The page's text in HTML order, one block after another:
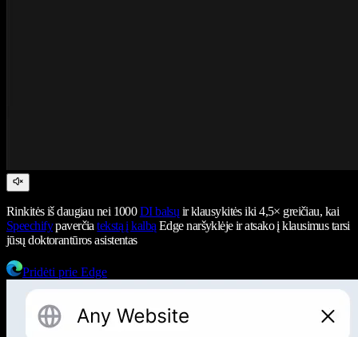
Rinkitės iš daugiau nei 1000DI balsų ir klausykitės iki 4,5× greičiau, kai
Speechifypaverčiatekstą į kalbą Edge naršyklėje ir atsako į klausimus tarsi
jūsų doktorantūros asistentas
Pridėti prie Edge